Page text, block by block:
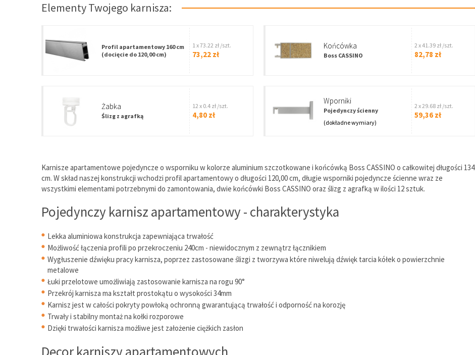
Elementy Twojego karnisza:
Profil apartamentowy 160 cm
(docięcie do 120,00 cm)
1 x 73.22 zł /szt.
73,22 zł
Końcówka
Boss CASSINO
2 x 41.39 zł /szt.
82,78 zł
Żabka
Ślizg z agrafką
12 x 0.4 zł /szt.
4,80 zł
wporniki
Pojedynczy ścienny
(dokładne wymiary)
2 x 29.68 zł /szt.
59,36 zł
Karnisze apartamentowe pojedyncze o wsporniku w kolorze aluminium szczotkowane i końcówką Boss CASSINO o całkowitej długości 134
cm. W skład naszej konstrukcji wchodzi profil apartamentowy o długości 120,00 cm, długie wsporniki pojedyncze ścienne wraz ze
wszystkimi elementami potrzebnymi do zamontowania, dwie końcówki Boss CASSINO oraz ślizg z agrafką w ilości 12 sztuk.
Pojedynczy karnisz apartamentowy - charakterystyka
Lekka aluminiowa konstrukcja zapewniająca trwałość
Możliwość łączenia profili po przekroczeniu 240cm - niewidocznym z zewnątrz łącznikiem
Wygłuszenie dźwięku pracy karnisza, poprzez zastosowane ślizgi z tworzywa które niwelują dźwięk tarcia kółek o powierzchnie
metalowe
Łuki przelotowe umożliwiają zastosowanie karnisza na rogu 90°
Przekrój karnisza ma kształt prostokątu o wysokości 34mm
Karnisz jest w całości pokryty powłoką ochronną gwarantującą trwałość i odporność na korozję
Trwały i stabilny montaż na kołki rozporowe
Dzięki trwałości karnisza możliwe jest założenie ciężkich zasłon